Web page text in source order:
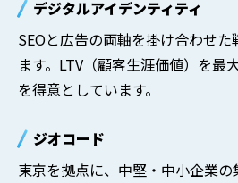
デジタルアイデンティティ
SEOと広告の両軸を掛け合わせ
ます。LTV（顧客生涯価値）を最
を得意としています。
ジオコード
東京を拠点に、中堅・中小企業